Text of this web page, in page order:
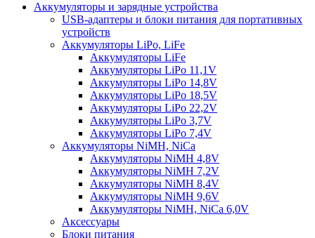
Аккумуляторы и зарядные устройства
USB-адаптеры и блоки питания для портативных
устройств
Аккумуляторы LiPo, LiFe
Аккумуляторы LiFe
Аккумуляторы LiPo 11,1V
Аккумуляторы LiPo 14,8V
Аккумуляторы LiPo 18,5V
Аккумуляторы LiPo 22,2V
Аккумуляторы LiPo 3,7V
Аккумуляторы LiPo 7,4V
Аккумуляторы NiMH, NiCa
Аккумуляторы NiMH 4,8V
Аккумуляторы NiMH 7,2V
Аккумуляторы NiMH 8,4V
Аккумуляторы NiMH 9,6V
Аккумуляторы NiMH, NiCa 6,0V
Аксессуары
Блоки питания